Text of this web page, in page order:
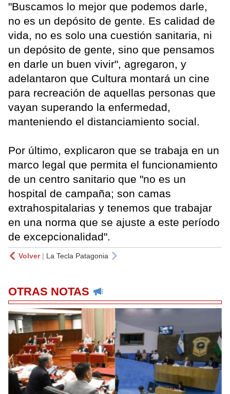
"Buscamos lo mejor que podemos darle,
no es un depósito de gente. Es calidad de
vida, no es solo una cuestión sanitaria, ni
un depósito de gente, sino que pensamos
en darle un buen vivir", agregaron, y
adelantaron que Cultura montará un cine
para recreación de aquellas personas que
vayan superando la enfermedad,
manteniendo el distanciamiento social.
Por último, explicaron que se trabaja en un
marco legal que permita el funcionamiento
de un centro sanitario que "no es un
hospital de campaña; son camas
extrahospitalarias y tenemos que trabajar
en una norma que se ajuste a este período
de excepcionalidad".
Volver| La Tecla Patagonia
OTRAS NOTAS